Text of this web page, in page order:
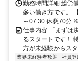
勤務時間詳細 総労
多い働き方です。
～07:30 休憩70分
仕事内容 「まずは
るスタートです！
方が未経験からス
業界未経験者歓迎 社員登